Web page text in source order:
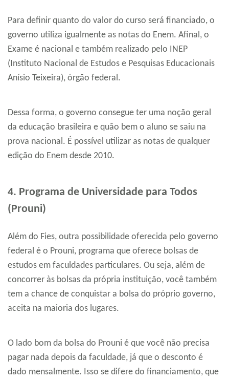
Para definir quanto do valor do curso será financiado, o
governo utiliza igualmente as notas do Enem. Afinal, o
Exame é nacional e também realizado pelo INEP
(Instituto Nacional de Estudos e Pesquisas Educacionais
Anísio Teixeira), órgão federal.
Dessa forma, o governo consegue ter uma noção geral
da educação brasileira e quão bem o aluno se saiu na
prova nacional. É possível utilizar as notas de qualquer
edição do Enem desde 2010.
4. Programa de Universidade para Todos
(Prouni)
Além do Fies, outra possibilidade oferecida pelo governo
federal é o Prouni, programa que oferece bolsas de
estudos em faculdades particulares. Ou seja, além de
concorrer às bolsas da própria instituição, você também
tem a chance de conquistar a bolsa do próprio governo,
aceita na maioria dos lugares.
O lado bom da bolsa do Prouni é que você não precisa
pagar nada depois da faculdade, já que o desconto é
dado mensalmente. Isso se difere do financiamento, que